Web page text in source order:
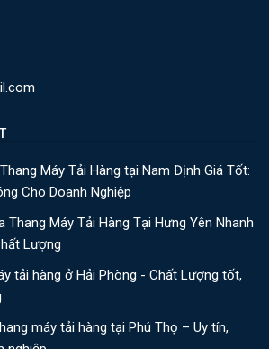
Máy Tải Hàng tại Nam Định Giá Tốt:
Cho Doanh Nghiệp
Thang Máy Tải Hàng Tại Hưng Yên Nhanh
Lượng
tải hàng ở Hải Phòng - Chất Lượng tốt,
máy tải hàng tại Phú Thọ – Uy tín,